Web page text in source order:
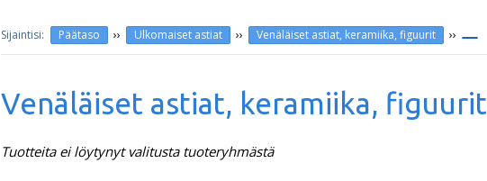
Päätaso ›› Ulkomaiset astiat ›› Venäläiset astiat, keramiika, figuurit ››
Venäläiset astiat, keramiika, figuurit
Tuotteita ei löytynyt valitusta tuoteryhmästä